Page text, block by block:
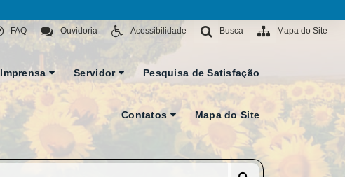
Mapa do Site
Busca
Acessibilidade
Ouvidoria
FAQ
Imprensa Servidor Pesquisa de Satisfação
Contatos Mapa do Site